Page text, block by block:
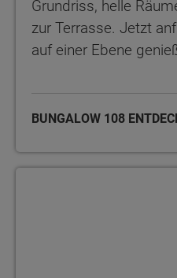
Grundriss, helle
zur Terrasse. Jetzt
auf einer Ebene
BUNGALOW 108